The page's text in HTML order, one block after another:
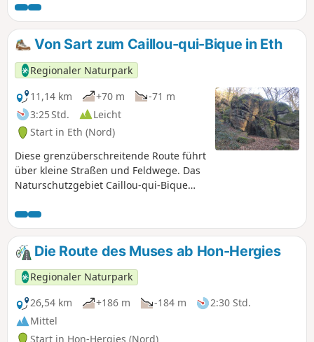
nicht minder bekannten Brasserie du Baron)
und zum Caillou qui Bique oberhalb der
Grande Honnelle.Ein Muss für alle, die die
Region noch nicht kennen!Die Strecke
verläuft größtenteils durch die Landschaft,
führt aber auch ein Stück über den RAVeL
und Waldwege.Sie durchquert einen Teil des
Natagora-Naturschutzgebiets Grande
Honnelle, wo deutlich darauf hingewiesen
wird, den Wegen zu folgen und keine
Blumen zu pflücken, vor allem keine
Narzissen oder Hyazinthen, die zu Beginn
des Frühlings nacheinander zu Tausenden
Von Sart zum Caillou-qui-Bique in Eth
Regionaler Naturpark
11,14 km
+70 m
-71 m
3:25 Std.
Leicht
Start in Eth (Nord)
Diese grenzüberschreitende Route führt
über kleine Straßen und Feldwege. Das
Naturschutzgebiet Caillou-qui-Bique
Die Route des Muses ab Hon-Hergies
Regionaler Naturpark
26,54 km
+186 m -184 m
2:30 Std.
Mittel
Start in Hon-Hergies (Nord)